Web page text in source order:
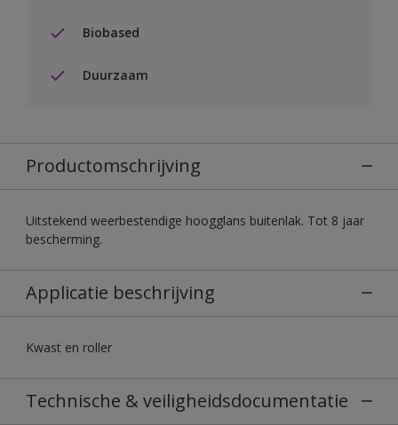
Biobased
Duurzaam
Productomschrijving
Uitstekend weerbestendige hoogglans buitenlak. Tot 8 jaar
bescherming.
Applicatie beschrijving
Kwast en roller
Technische & veiligheidsdocumentatie